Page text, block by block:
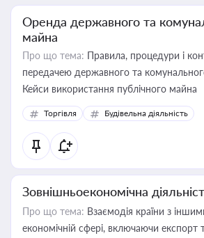
Оренда державного та
майна
Про що тема: Правила, процедури і
передачею державного та
Кейси використання публічного майна
Торгівля Будівельна діяльність
Зовнішньоекономічна
Про що тема: Взаємодія країни з
економічній сфері, включаючи експорт